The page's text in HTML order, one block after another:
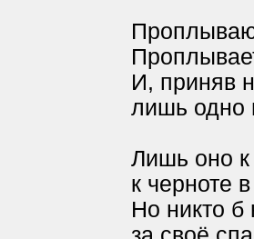
И, приняв
лишь одно
Лишь оно
к черноте
Но никто б